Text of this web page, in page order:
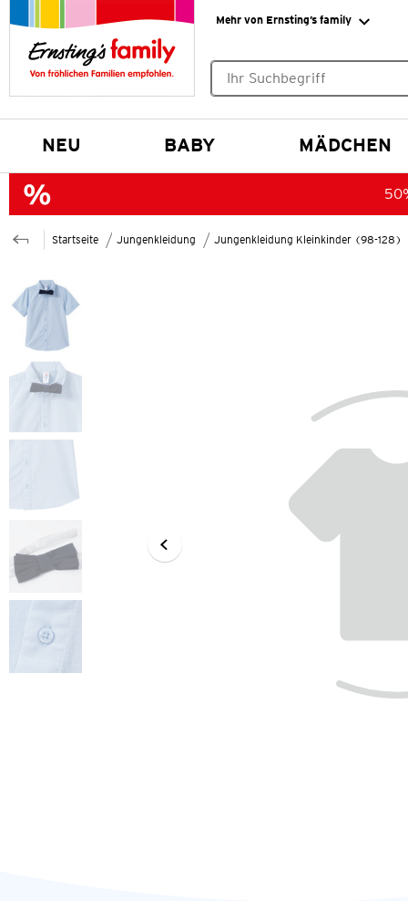
Mehr von Ernsting’s family
NEU BABY MÄDCHEN
Startseite Jungenkleidung Jungenkleidung Kleinkinder (98-128)